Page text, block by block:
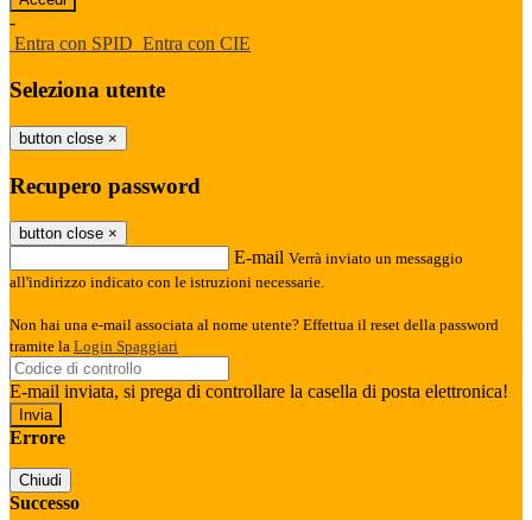
-
Entra con SPID Entra con CIE
Seleziona utente
button close ×
Recupero password
button close ×
E-mail Verrà inviato un messaggio
all'indirizzo indicato con le istruzioni necessarie.
Non hai una e-mail associata al nome utente? Effettua il reset della password
tramite la Login Spaggiari
E-mail inviata, si prega di controllare la casella di posta elettronica!
Errore
Chiudi
Successo